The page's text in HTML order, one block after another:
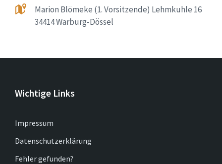
Marion Blömeke (1. Vorsitzende) Lehmkuhle 16
34414 Warburg-Dössel
Wichtige Links
Impressum
Datenschutzerklärung
Fehler gefunden?